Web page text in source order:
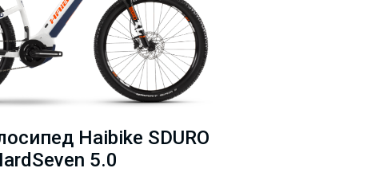
Haibike SDURO
5.0